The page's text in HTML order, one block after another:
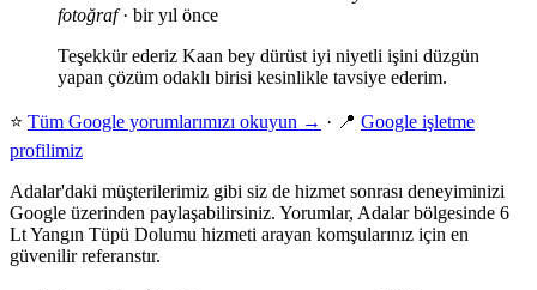
fotoğraf· bir yıl önce
Teşekkür ederiz Kaan bey dürüst iyi niyetli işini düzgün
yapan çözüm odaklı birisi kesinlikle tavsiye ederim.
⭐ Tüm Google yorumlarımızı okuyun → · 📍 Google işletme
profilimiz
Adalar'daki müşterilerimiz gibi siz de hizmet sonrası deneyiminizi
Google üzerinden paylaşabilirsiniz. Yorumlar, Adalar bölgesinde 6
Lt Yangın Tüpü Dolumu hizmeti arayan komşularınız için en
güvenilir referanstır.